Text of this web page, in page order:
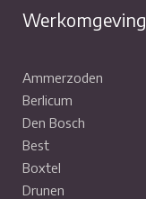
Werkomgeving
Ammerzoden
Berlicum
Den Bosch
Best
Boxtel
Drunen